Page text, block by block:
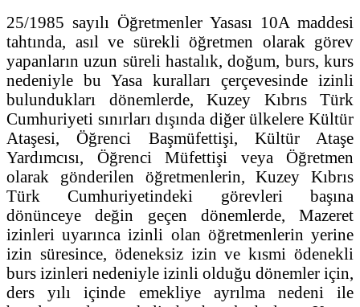
25/1985 sayılı Öğretmenler Yasası 10A maddesi
tahtında, asıl ve sürekli öğretmen olarak görev
yapanların uzun süreli hastalık, doğum, burs, kurs
nedeniyle bu Yasa kuralları çerçevesinde izinli
bulundukları dönemlerde, Kuzey Kıbrıs Türk
Cumhuriyeti sınırları dışında diğer ülkelere Kültür
Ataşesi, Öğrenci Başmüfettişi, Kültür Ataşe
Yardımcısı, Öğrenci Müfettişi veya Öğretmen
olarak gönderilen öğretmenlerin, Kuzey Kıbrıs
Türk Cumhuriyetindeki görevleri başına
dönünceye değin geçen dönemlerde, Mazeret
izinleri uyarınca izinli olan öğretmenlerin yerine
izin süresince, ödeneksiz izin ve kısmi ödenekli
burs izinleri nedeniyle izinli olduğu dönemler için,
ders yılı içinde emekliye ayrılma nedeni ile